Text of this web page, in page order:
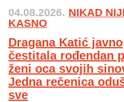
04.08.2026. NIKAD
KASNO
Dragana Katić javno
čestitala rođendan
ženi oca svojih
Jedna rečenica
sve